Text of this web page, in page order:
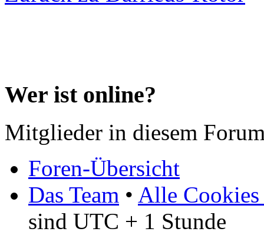
Wer ist online?
Mitglieder in diesem
Foren-Übersicht
Das Team • Alle Cookies
sind UTC + 1 Stunde